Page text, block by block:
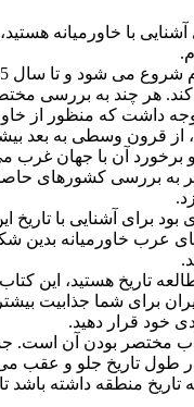
آشنایی با خاورمیانه
کند. هر چند به بررسی
توجه داشت که منظور از
از قرون وسطی به بعد
برخورد آن با جهان غرب
به بررسی کشورهای
برای آشنایی با تاریخ
عرب خاورمیانه بدین
تاریخ هستید، این
برای شما جذابیت
خود قرار دهید.
مختصر بودن آن است.
طول تاریخ جلو و عقب می
منطقه داشته باشد تا